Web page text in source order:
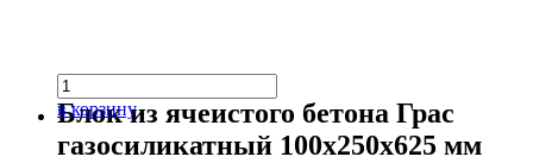
в корзину
Блок из ячеистого бетона Грас
газосиликатный 100х250х625 мм